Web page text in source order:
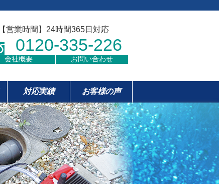
【営業時間】24時間365日対応
0120-335-226
会社概要 お問い合わせ
対応実績 お客様の声